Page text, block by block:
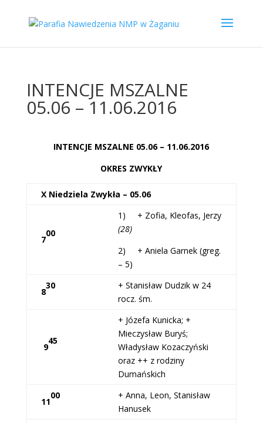
INTENCJE MSZALNE
05.06 – 11.06.2016
INTENCJE MSZALNE 05.06 – 11.06.2016
OKRES ZWYKŁY
X Niedziela Zwykła – 05.06
7
00
1) + Zofia, Kleofas, Jerzy
(28)
2) + Aniela Garnek (greg.
– 5)
8
30
+ Stanisław Dudzik w 24
rocz. śm.
9
45
+ Józefa Kunicka; +
Mieczysław Buryś;
Władysław Kozaczyński
oraz ++ z rodziny
Dumańskich
11
00
+ Anna, Leon, Stanisław
Hanusek